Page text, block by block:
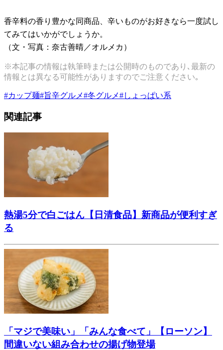
香辛料の香り豊かな同商品、辛いものがお好きなら一度試し
てみてはいかがでしょうか。
（文・写真：奈古善晴／オルメカ）
※本記事の情報は執筆時または公開時のものであり､最新の
情報とは異なる可能性がありますのでご注意ください｡
#カップ麺#旨辛グルメ#冬グルメ#しょっぱい系
関連記事
熱湯5分で白ごはん【日清食品】新商品が便利すぎ
る
「マジで美味い」「みんな食べて」【ローソン】
間違いない組み合わせの揚げ物登場